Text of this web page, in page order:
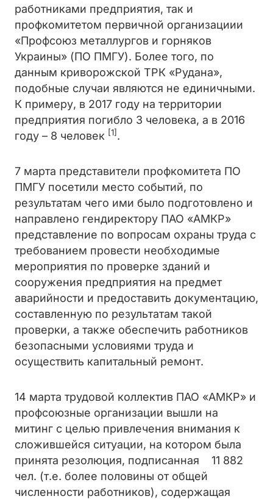
работниками предприятия, так и
профкомитетом первичной организациии
«Профсоюз металлургов и горняков
Украины» (ПО ПМГУ). Более того, по
данным криворожской ТРК «Рудана»,
подобные случаи являются не единичными.
К примеру, в 2017 году на территории
предприятия погибло 3 человека, а в 2016
году – 8 человек [1].
7 марта представители профкомитета ПО
ПМГУ посетили место событий, по
результатам чего ими было подготовлено и
направлено гендиректору ПАО «АМКР»
представление по вопросам охраны труда с
требованием провести необходимые
мероприятия по проверке зданий и
сооружения предприятия на предмет
аварийности и предоставить документацию,
составленную по результатам такой
проверки, а также обеспечить работников
безопасными условиями труда и
осуществить капитальный ремонт.
14 марта трудовой коллектив ПАО «АМКР» и
профсоюзные организации вышли на
митинг с целью привлечения внимания к
сложившейся ситуации, на котором была
принята резолюция, подписанная 11 882
чел. (т.е. более половины от общей
численности работников), содержащая